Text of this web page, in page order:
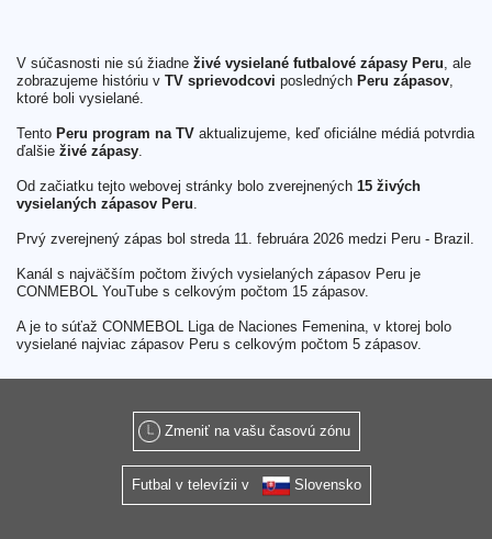
V súčasnosti nie sú žiadne živé vysielané futbalové zápasy Peru, ale
zobrazujeme históriu v TV sprievodcovi posledných Peru zápasov,
ktoré boli vysielané.
Tento Peru program na TV aktualizujeme, keď oficiálne médiá potvrdia
ďalšie živé zápasy.
Od začiatku tejto webovej stránky bolo zverejnených 15 živých
vysielaných zápasov Peru.
Prvý zverejnený zápas bol streda 11. februára 2026 medzi Peru - Brazil.
Kanál s najväčším počtom živých vysielaných zápasov Peru je
CONMEBOL YouTube s celkovým počtom 15 zápasov.
A je to súťaž CONMEBOL Liga de Naciones Femenina, v ktorej bolo
vysielané najviac zápasov Peru s celkovým počtom 5 zápasov.
Zmeniť na vašu časovú zónu
Futbal v televízii v Slovensko